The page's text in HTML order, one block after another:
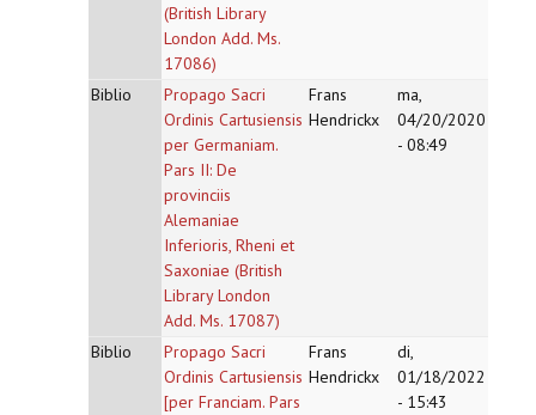
(British Library
London Add. Ms.
17086)
Biblio
Propago Sacri
Ordinis Cartusiensis
per Germaniam.
Pars II: De
provinciis
Alemaniae
Inferioris, Rheni et
Saxoniae (British
Library London
Add. Ms. 17087)
Frans
Hendrickx
ma,
04/20/2020
- 08:49
Biblio
Propago Sacri
Ordinis Cartusiensis
[per Franciam. Pars
Frans
Hendrickx
di,
01/18/2022
- 15:43